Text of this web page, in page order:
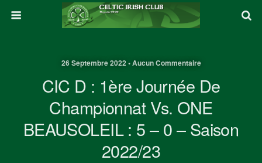
26 Septembre 2022 • Aucun Commentaire
CIC D : 1ère Journée De
Championnat Vs. ONE
BEAUSOLEIL : 5 – 0 – Saison
2022/23